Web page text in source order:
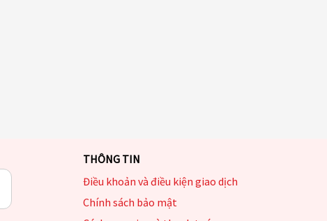
THÔNG TIN
Điều khoản và điều kiện giao dịch
Chính sách bảo mật